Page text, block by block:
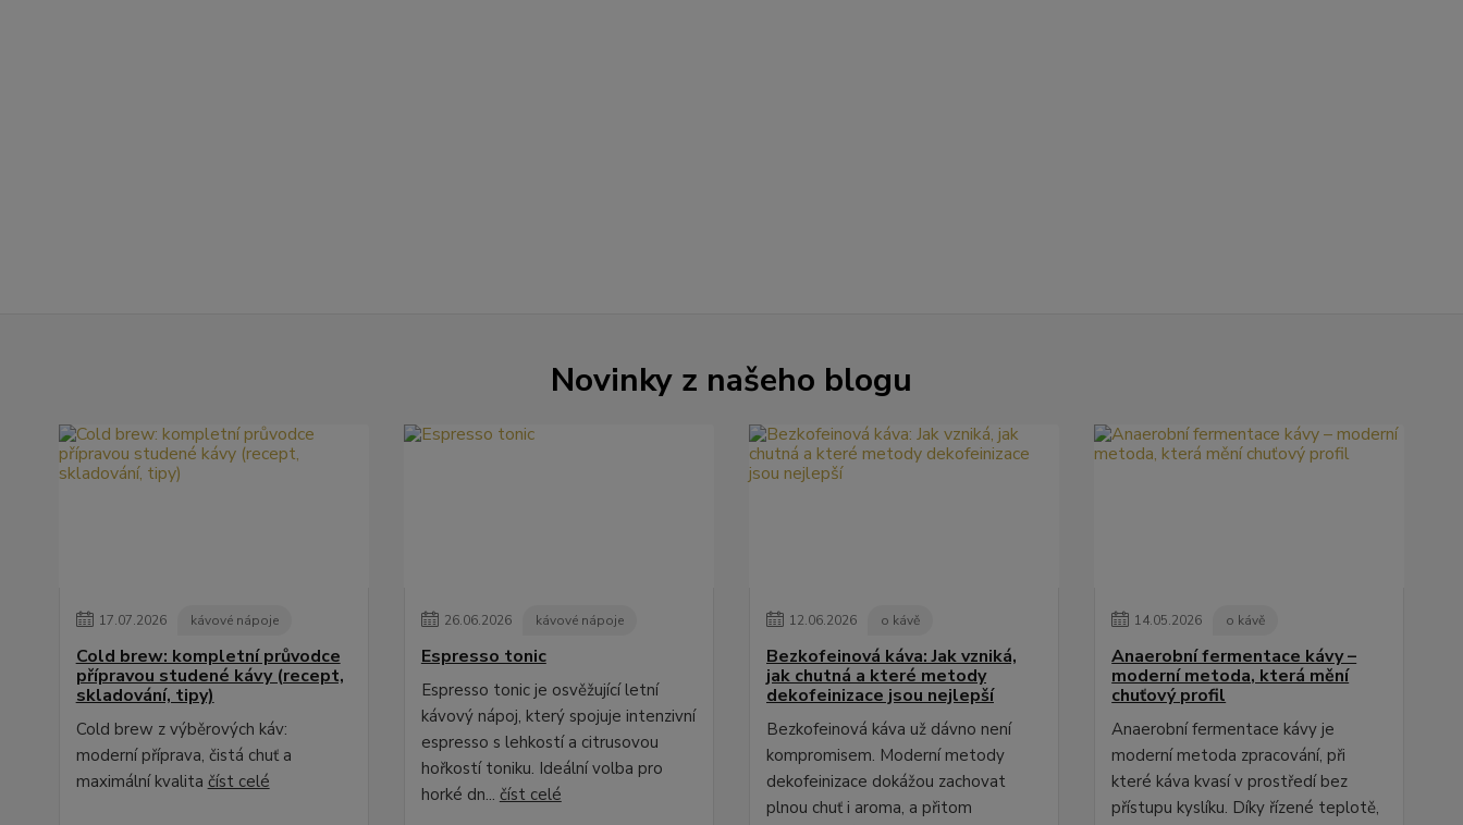
Novinky z našeho blogu
17.07.2026 kávové nápoje
Cold brew: kompletní průvodce
přípravou studené kávy (recept,
skladování, tipy)
Cold brew z výběrových káv:
moderní příprava, čistá chuť a
maximální kvalita číst celé
26.06.2026 kávové nápoje
Espresso tonic
Espresso tonic je osvěžující letní
kávový nápoj, který spojuje intenzivní
espresso s lehkostí a citrusovou
hořkostí toniku. Ideální volba pro
horké dn... číst celé
12.06.2026 o kávě
Bezkofeinová káva: Jak vzniká,
jak chutná a které metody
dekofeinizace jsou nejlepší
Bezkofeinová káva už dávno není
kompromisem. Moderní metody
dekofeinizace dokážou zachovat
plnou chuť i aroma, a přitom
14.05.2026 o kávě
Anaerobní fermentace kávy –
moderní metoda, která mění
chuťový profil
Anaerobní fermentace kávy je
moderní metoda zpracování, při
které káva kvasí v prostředí bez
přístupu kyslíku. Díky řízené teplotě,